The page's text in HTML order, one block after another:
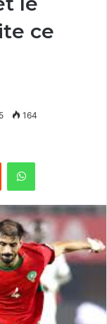
ce
164